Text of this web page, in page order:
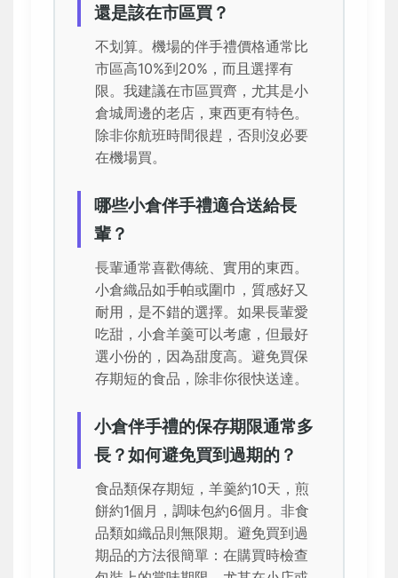
還是該在市區買？
不划算。機場的伴手禮價格通常比
市區高10%到20%，而且選擇有
限。我建議在市區買齊，尤其是小
倉城周邊的老店，東西更有特色。
除非你航班時間很趕，否則沒必要
在機場買。
哪些小倉伴手禮適合送給長
輩？
長輩通常喜歡傳統、實用的東西。
小倉織品如手帕或圍巾，質感好又
耐用，是不錯的選擇。如果長輩愛
吃甜，小倉羊羹可以考慮，但最好
選小份的，因為甜度高。避免買保
存期短的食品，除非你很快送達。
小倉伴手禮的保存期限通常多
長？如何避免買到過期的？
食品類保存期短，羊羹約10天，煎
餅約1個月，調味包約6個月。非食
品類如織品則無限期。避免買到過
期品的方法很簡單：在購買時檢查